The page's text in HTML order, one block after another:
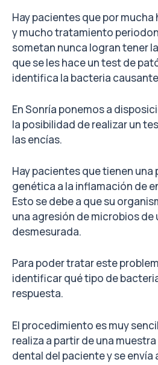
Hay pacientes que por mucha
y mucho tratamiento
sometan nunca logran tener
que se les hace un test de
identifica la bacteria
En Sonría ponemos a
la posibilidad de realizar un
las encías.
Hay pacientes que tienen
genética a la inflamación de
Esto se debe a que su
una agresión de microbios de
desmesurada.
Para poder tratar este
identificar qué tipo de
respuesta.
El procedimiento es muy
realiza a partir de una
dental del paciente y se envía